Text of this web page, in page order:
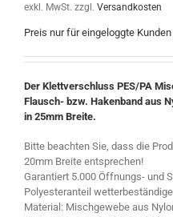
exkl. MwSt. zzgl. Versandkosten
Preis nur für eingeloggte Kunden
Der Klettverschluss PES/PA
Flausch- bzw. Hakenband aus
in 25mm Breite.
Bitte beachten Sie, dass die
20mm Breite entsprechen!
Garantiert 5.000 Öffnungs- und
Polyesteranteil
Material: Mischgewebe aus